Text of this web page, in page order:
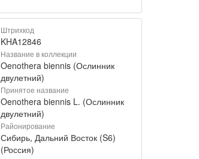
Штрихкод
KHA12846
Название в коллекции
Oenothera biennis (Ослинник
двулетний)
Принятое название
Oenothera biennis L. (Ослинник
двулетний)
Районирование
Сибирь, Дальний Восток (S6)
(Россия)